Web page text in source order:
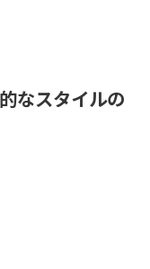
なスタイルの